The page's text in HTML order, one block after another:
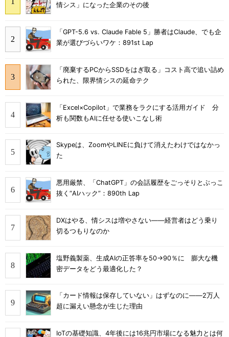
情シス」になった企業のその後
「GPT-5.6 vs. Claude Fable 5」勝者はClaude、でも企
業が選びづらいワケ：891st Lap
「廃棄するPCからSSDをはぎ取る」コスト高で追い詰め
られた、限界情シスの延命テク
「Excel×Copilot」で業務をラクにする活用ガイド 分
析も関数もAIに任せる使いこなし術
Skypeは、ZoomやLINEに負けて消えたわけではなかっ
た
悪用厳禁、「ChatGPT」の会話履歴をごっそりとぶっこ
抜く“AIハック”：890th Lap
DXはやる、情シスは増やさない――経営者はどう乗り
切るつもりなのか
塩野義製薬、生成AIの正答率を50→90％に 膨大な機
密データをどう最適化した？
「カード情報は保存していない」はずなのに――2万人
超に漏えい懸念が生じた理由
IoTの基礎知識、4年後には16兆円市場になる魅力とは何